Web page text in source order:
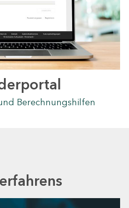
Berechnungshilfen